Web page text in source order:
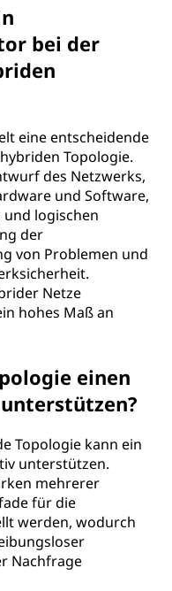
bei der
eine entscheidende
Topologie.
des Netzwerks,
und Software,
logischen
der
von Problemen und
Netze
hohes Maß an
einen
Topologie kann ein
unterstützen.
mehrerer
für die
werden, wodurch
Nachfrage